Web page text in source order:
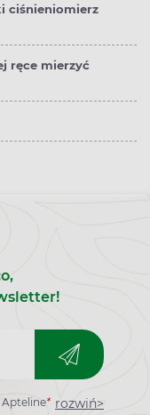
ciśnieniomierz
ręce mierzyć
* rozwiń>